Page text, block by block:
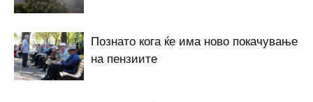
Познато кога ќе има ново покачување
на пензиите